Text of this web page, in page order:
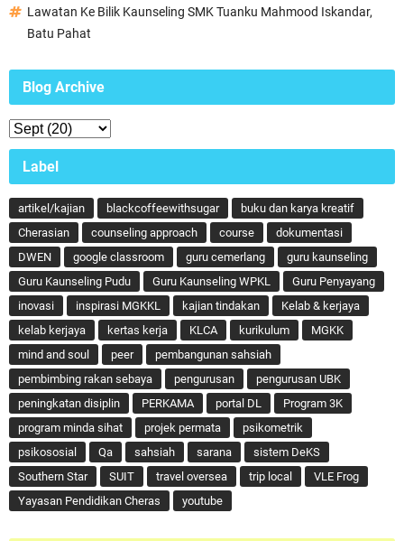
Lawatan Ke Bilik Kaunseling SMK Tuanku Mahmood Iskandar,
Batu Pahat
Blog Archive
Label
artikel/kajian blackcoffeewithsugar
buku dan karya kreatif
Cherasian
counseling approach course
dokumentasi
DWEN
google classroom guru cemerlang
guru kaunseling
Guru Kaunseling Pudu
Guru Kaunseling WPKL
Guru Penyayang
inovasi
inspirasi MGKKL kajian tindakan
Kelab & kerjaya
kelab kerjaya
kertas kerja KLCA kurikulum
MGKK
mind and soul
peer
pembangunan sahsiah
pembimbing rakan sebaya
pengurusan
pengurusan UBK
peningkatan disiplin
PERKAMA portal DL
Program 3K
program minda sihat
projek permata
psikometrik
psikososial
Qa sahsiah sarana
sistem DeKS
Southern Star
SUIT travel oversea trip local
VLE Frog
Yayasan Pendidikan Cheras
youtube